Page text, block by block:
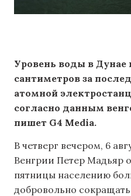
Уровень воды в Дунае
сантиметров за
атомной
согласно данным
пишет G4 Media.
В четверг вечером, 6
Венгрии Петер Мадьяр
пятницы населению
добровольно